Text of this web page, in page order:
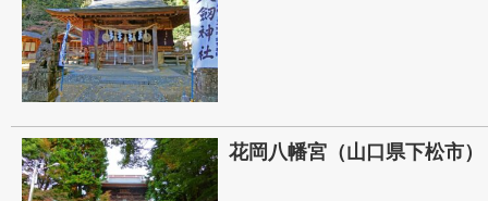
花岡八幡宮（山口県下松市）